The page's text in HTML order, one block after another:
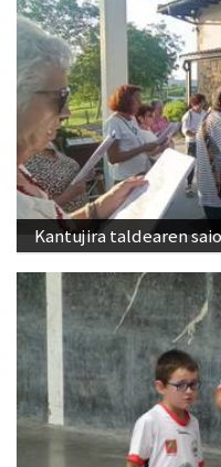
Kantujira taldearen